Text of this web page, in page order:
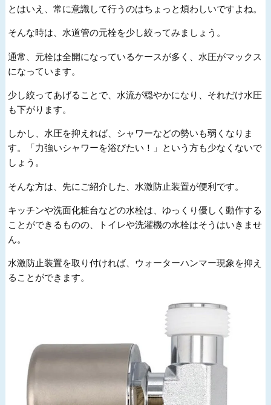
とはいえ、常に意識して行うのはちょっと煩わしいですよね。
そんな時は、水道管の元栓を少し絞ってみましょう。
通常、元栓は全開になっているケースが多く、水圧がマックス
になっています。
少し絞ってあげることで、水流が穏やかになり、それだけ水圧
も下がります。
しかし、水圧を抑えれば、シャワーなどの勢いも弱くなりま
す。「力強いシャワーを浴びたい！」という方も少なくないで
しょう。
そんな方は、先にご紹介した、水激防止装置が便利です。
キッチンや洗面化粧台などの水栓は、ゆっくり優しく動作する
ことができるものの、トイレや洗濯機の水栓はそうはいきませ
ん。
水激防止装置を取り付ければ、ウォーターハンマー現象を抑え
ることができます。